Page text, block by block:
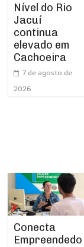
Nível do Rio
Jacuí
continua
elevado em
Cachoeira
7 de agosto de
2026
Conecta
Empreendedo